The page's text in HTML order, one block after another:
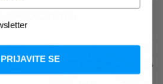
PROIZVODE:
20%
KLUB POPUST
PRIJAVITE SE